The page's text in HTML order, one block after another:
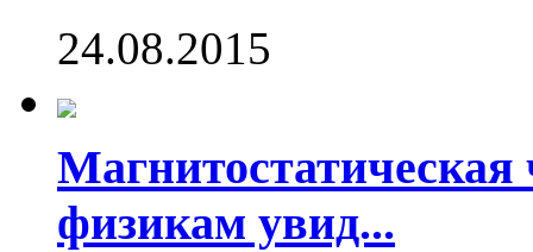
24.08.2015
Магнитостатическая
физикам увид...